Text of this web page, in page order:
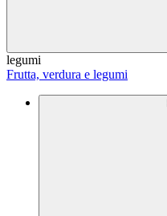
legumi
Frutta, verdura e legumi